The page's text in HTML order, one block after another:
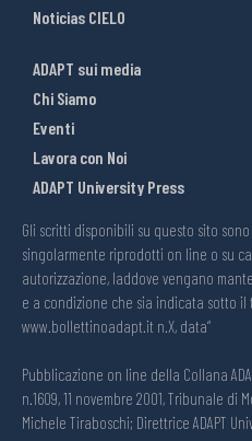
Noticias CIELO
ADAPT sui media
Chi Siamo
Eventi
Lavora con Noi
ADAPT University Press
Gli scritti disponibili su questo sito
singolarmente riprodotti on line o su
autorizzazione, laddove vengano
e a condizione che sia indicata sotto
www.bollettinoadapt.it n.X, data“
Pubblicazione on line della Collana
n.1609, 11 novembre 2001, Tribunale
Michele Tiraboschi; Direttrice ADAPT